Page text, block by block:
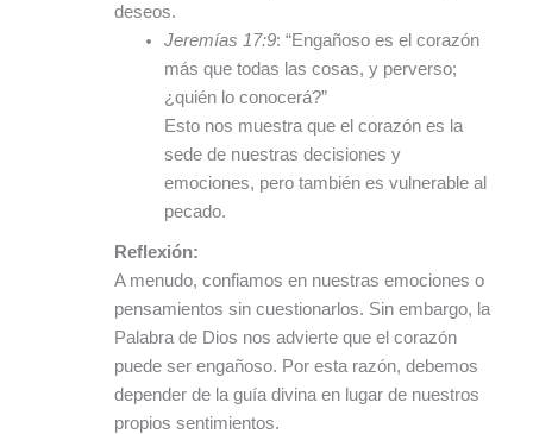
deseos.
Jeremías 17:9: “Engañoso es el corazón
más que todas las cosas, y perverso;
¿quién lo conocerá?”
Esto nos muestra que el corazón es la
sede de nuestras decisiones y
emociones, pero también es vulnerable al
pecado.
Reflexión:
A menudo, confiamos en nuestras emociones o
pensamientos sin cuestionarlos. Sin embargo, la
Palabra de Dios nos advierte que el corazón
puede ser engañoso. Por esta razón, debemos
depender de la guía divina en lugar de nuestros
propios sentimientos.